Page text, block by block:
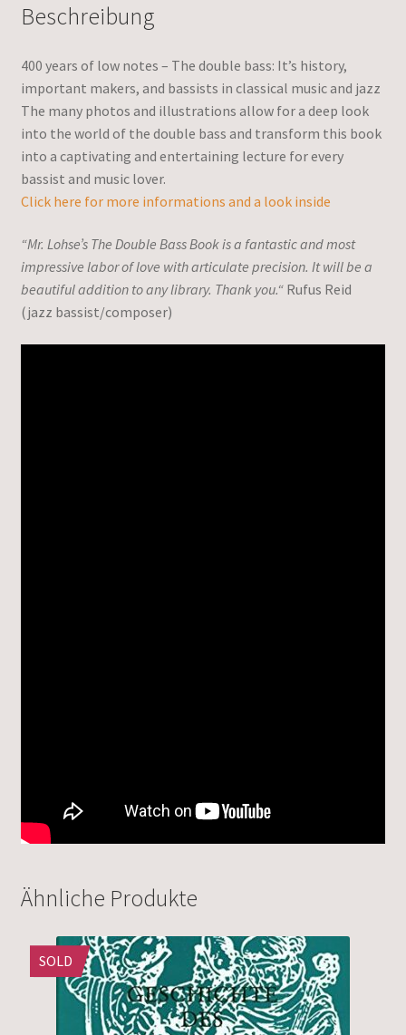
Beschreibung
400 years of low notes – The double bass: It’s history,
important makers, and bassists in classical music and jazz
The many photos and illustrations allow for a deep look
into the world of the double bass and transform this book
into a captivating and entertaining lecture for every
bassist and music lover.
Click here for more informations and a look inside
“Mr. Lohse’s The Double Bass Book is a fantastic and most
impressive labor of love with articulate precision. It will be a
beautiful addition to any library. Thank you.“Rufus Reid
(jazz bassist/composer)
Ähnliche Produkte
SOLD